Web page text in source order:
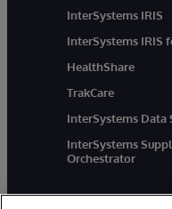
InterSystems IRIS
InterSystems IRIS
HealthShare
TrakCare
InterSystems Data
InterSystems
Orchestrator